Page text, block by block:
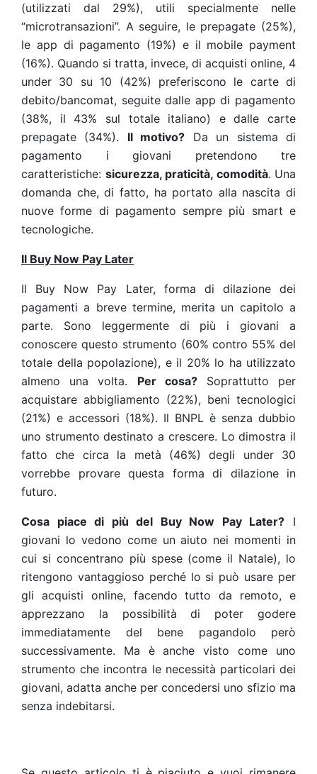
(utilizzati dal 29%), utili specialmente nelle
“microtransazioni”. A seguire, le prepagate (25%),
le app di pagamento (19%) e il mobile payment
(16%). Quando si tratta, invece, di acquisti online, 4
under 30 su 10 (42%) preferiscono le carte di
debito/bancomat, seguite dalle app di pagamento
(38%, il 43% sul totale italiano) e dalle carte
prepagate (34%). Il motivo? Da un sistema di
pagamento i giovani pretendono tre
caratteristiche: sicurezza, praticità, comodità. Una
domanda che, di fatto, ha portato alla nascita di
nuove forme di pagamento sempre più smart e
tecnologiche.
Il Buy Now Pay Later
Il Buy Now Pay Later, forma di dilazione dei
pagamenti a breve termine, merita un capitolo a
parte. Sono leggermente di più i giovani a
conoscere questo strumento (60% contro 55% del
totale della popolazione), e il 20% lo ha utilizzato
almeno una volta. Per cosa?Soprattutto per
acquistare abbigliamento (22%), beni tecnologici
(21%) e accessori (18%). Il BNPL è senza dubbio
uno strumento destinato a crescere. Lo dimostra il
fatto che circa la metà (46%) degli under 30
vorrebbe provare questa forma di dilazione in
futuro.
Cosa piace di più del Buy Now Pay Later? I
giovani lo vedono come un aiuto nei momenti in
cui si concentrano più spese (come il Natale), lo
ritengono vantaggioso perché lo si può usare per
gli acquisti online, facendo tutto da remoto, e
apprezzano la possibilità di poter godere
immediatamente del bene pagandolo però
successivamente. Ma è anche visto come uno
strumento che incontra le necessità particolari dei
giovani, adatta anche per concedersi uno sfizio ma
senza indebitarsi.